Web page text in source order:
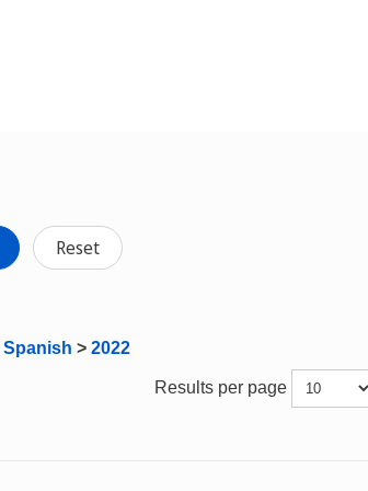
Reset
Spanish > 2022
Results per page